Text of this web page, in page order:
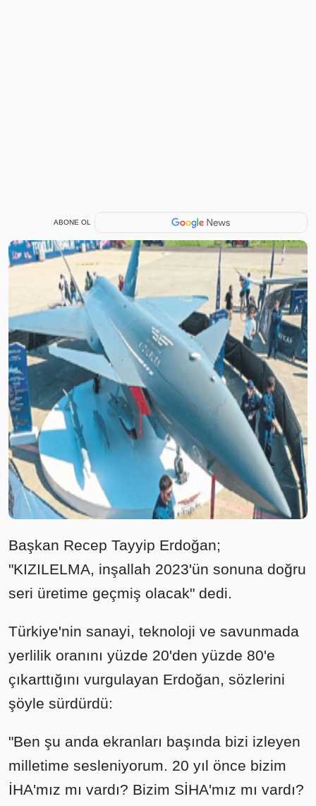
ABONE OL
Başkan Recep Tayyip Erdoğan;
"KIZILELMA, inşallah 2023'ün sonuna doğru
seri üretime geçmiş olacak" dedi.
Türkiye'nin sanayi, teknoloji ve savunmada
yerlilik oranını yüzde 20'den yüzde 80'e
çıkarttığını vurgulayan Erdoğan, sözlerini
şöyle sürdürdü:
"Ben şu anda ekranları başında bizi izleyen
milletime sesleniyorum. 20 yıl önce bizim
İHA'mız mı vardı? Bizim SİHA'mız mı vardı?